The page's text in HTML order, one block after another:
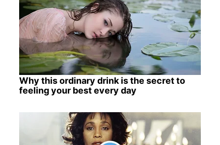
Why this ordinary drink is the secret to
feeling your best every day